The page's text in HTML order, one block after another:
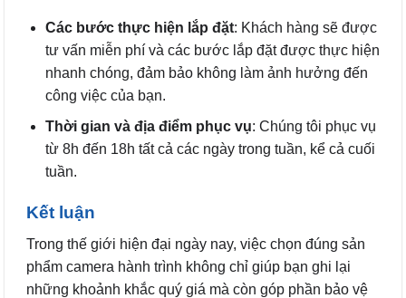
Các bước thực hiện lắp đặt: Khách hàng sẽ được
tư vấn miễn phí và các bước lắp đặt được thực hiện
nhanh chóng, đảm bảo không làm ảnh hưởng đến
công việc của bạn.
Thời gian và địa điểm phục vụ: Chúng tôi phục vụ
từ 8h đến 18h tất cả các ngày trong tuần, kể cả cuối
tuần.
Kết luận
Trong thế giới hiện đại ngày nay, việc chọn đúng sản
phẩm camera hành trình không chỉ giúp bạn ghi lại
những khoảnh khắc quý giá mà còn góp phần bảo vệ